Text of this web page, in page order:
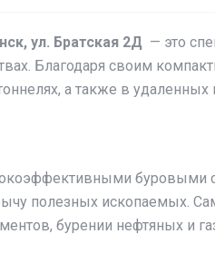
ул. Братская 2Д — это
Благодаря своим
а также в
буровыми
полезных ископаемых.
бурении нефтяных и